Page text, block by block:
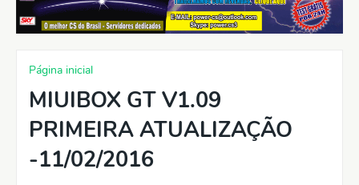
Página inicial
MIUIBOX GT V1.09
PRIMEIRA ATUALIZAÇÃO
-11/02/2016